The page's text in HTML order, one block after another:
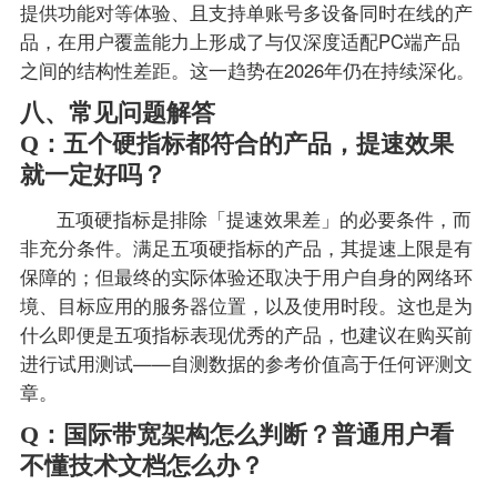
提供功能对等体验、且支持单账号多设备同时在线的产
品，在用户覆盖能力上形成了与仅深度适配PC端产品
之间的结构性差距。这一趋势在2026年仍在持续深化。
八、常见问题解答
Q：五个硬指标都符合的产品，提速效果
就一定好吗？
五项硬指标是排除「提速效果差」的必要条件，而
非充分条件。满足五项硬指标的产品，其提速上限是有
保障的；但最终的实际体验还取决于用户自身的网络环
境、目标应用的服务器位置，以及使用时段。这也是为
什么即便是五项指标表现优秀的产品，也建议在购买前
进行试用测试——自测数据的参考价值高于任何评测文
章。
Q：国际带宽架构怎么判断？普通用户看
不懂技术文档怎么办？